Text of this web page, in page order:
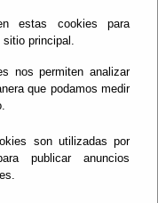
estas cookies para
sitio principal.
nos permiten analizar
que podamos medir
son utilizadas por
publicar anuncios
DE